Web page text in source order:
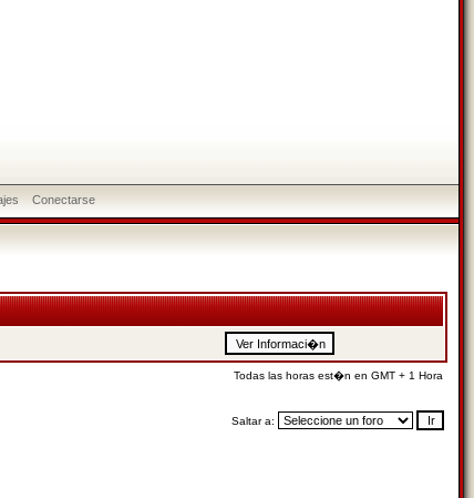
Conectarse
Todas las horas est�n en GMT + 1 Hora
Saltar a: